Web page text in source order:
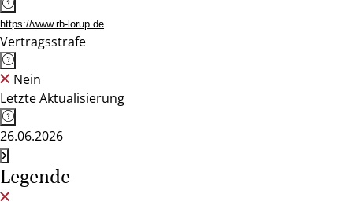
https://www.rb-lorup.de
Vertragsstrafe
Nein
Letzte Aktualisierung
26.06.2026
Legende